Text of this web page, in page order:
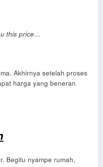
this price…
Akhirnya setelah proses
harga yang beneran
Begitu nyampe rumah,